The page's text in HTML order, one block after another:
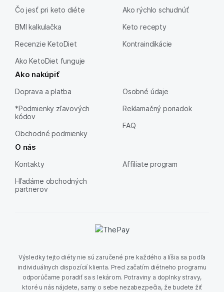
Čo jesť pri keto diéte
BMI kalkulačka
Recenzie KetoDiet
Ako KetoDiet funguje
Ako rýchlo schudnúť
Keto recepty
Kontraindikácie
Ako nakúpiť
Doprava a platba
*Podmienky zľavových
kódov
Obchodné podmienky
Osobné údaje
Reklamačný poriadok
FAQ
O nás
Kontakty
Hľadáme obchodných
partnerov
Affiliate program
Výsledky tejto diéty nie sú zaručené pre každého a líšia sa podľa
individuálnych dispozícií klienta. Pred začatím diétneho programu
odporúčame poradiť sa s lekárom. Potraviny a doplnky stravy,
ktoré u nás nájdete, samy o sebe nezabezpečia, že budete žiť